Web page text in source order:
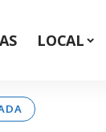
LOCAL